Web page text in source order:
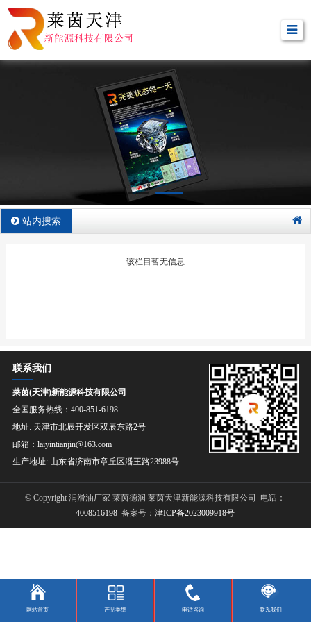
站内搜索
该栏目暂无信息
联系我们
莱茵(天津)新能源科技有限公司
全国服务热线：400-851-6198
地址: 天津市北辰开发区双辰东路2号
邮箱：laiyintianjin@163.com
生产地址: 山东省济南市章丘区潘王路23988号
© Copyright 润滑油厂家 莱茵德润 莱茵天津新能源科技有限公司 电话：
4008516198 备案号：津ICP备2023009918号
网站首页 产品类型 电话咨询 联系我们